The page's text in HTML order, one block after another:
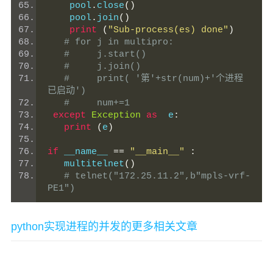
    pool
. close()
    pool
. join()
print
( "Sub-process(es) done" )
# for j in multipro:
#     j.start()
#     j.join()
#     print( '第'+str(num)+'个进程
已启动')
#     num+=1
except
Exception as
  e
:
print
( e )
if __name__ == "__main__"
:
   multitelnet
()
# telnet("172.25.11.2",b"mpls-vrf-
PE1")
python实现进程的并发的更多相关文章